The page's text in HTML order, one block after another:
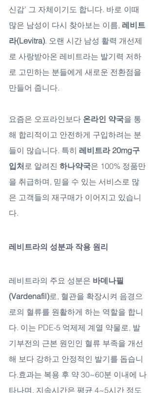
신감’ 그 자체이기도 합니다. 바로 이때
많은 남성이 다시 찾아보는 이름, 레비트
라(Levitra). 오랜 시간 남성 활력 개선제
로 사랑받아온 레비트라는 발기력 저하
로 고민하는 분들에게 새로운 전환점을
만들어 줍니다.
요즘은 오프라인보다 온라인 약국을 통
해 합리적이고 안전하게 구입하려는 분
들이 많습니다. 특히 레비트라 20mg구
입처 로 알려진 하나약국은 100% 정품만
을 취급하며, 믿을 수 있는 서비스로 많
은 고객들의 재구매가 이어지고 있습니
다.
레비트라의 성분과 작용 원리
레비트라의 주요 성분은 바데나필
(Vardenafil)로, 혈관을 확장시켜 음경으
로의 혈류를 원활하게 하는 역할을 합니
다. 이는 PDE-5 억제제 계열 약물로, 발
기부전의 근본 원인인 혈류 부족을 개선
해 보다 강하고 안정적인 발기를 돕습니
다.효과는 복용 후 약 30~60분 이내에 나
타나며, 지속시간은 평균 4~5시간 정도